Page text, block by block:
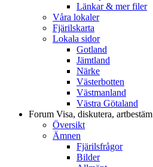
Länkar & mer filer
Våra lokaler
Fjärilskarta
Lokala sidor
Gotland
Jämtland
Närke
Västerbotten
Västmanland
Västra Götaland
Forum Visa, diskutera, artbestäm
Översikt
Ämnen
Fjärilsfrågor
Bilder